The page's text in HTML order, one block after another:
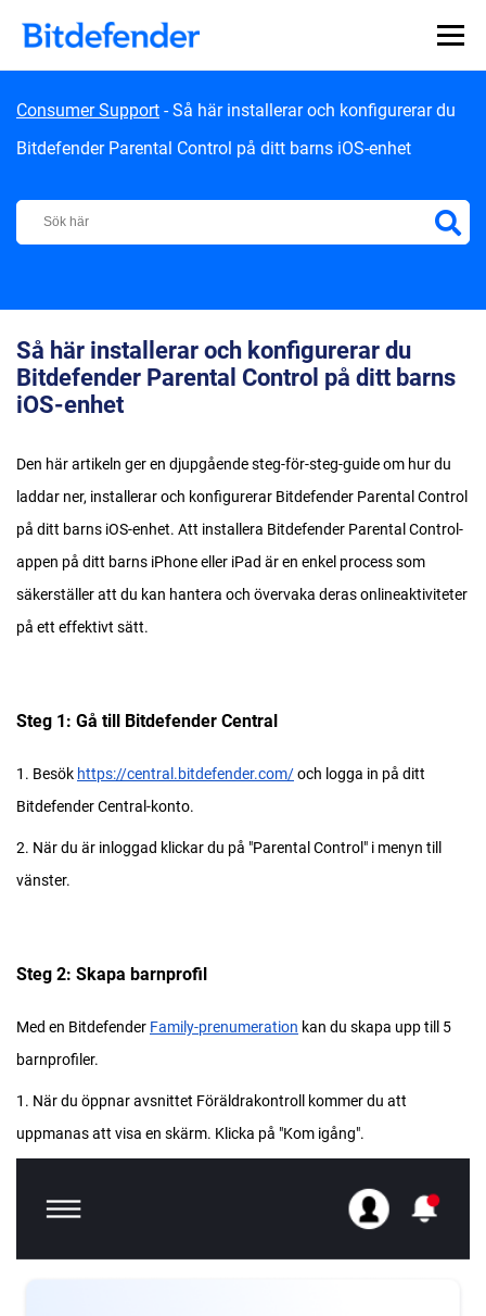
Consumer Support -Så här installerar och konfigurerar du
Bitdefender Parental Control på ditt barns iOS-enhet
Bitdefender Support Center
Så här installerar och konfigurerar du
Bitdefender Parental Control på ditt barns
iOS-enhet
Den här artikeln ger en djupgående steg-för-steg-guide om hur du
laddar ner, installerar och konfigurerar Bitdefender Parental Control
på ditt barns iOS-enhet. Att installera Bitdefender Parental Control-
appen på ditt barns iPhone eller iPad är en enkel process som
säkerställer att du kan hantera och övervaka deras onlineaktiviteter
på ett effektivt sätt.
Steg 1: Gå till Bitdefender Central
1. Besök https://central.bitdefender.com/och logga in på ditt
Bitdefender Central-konto.
2. När du är inloggad klickar du på "Parental Control" i menyn till
vänster.
Steg 2: Skapa barnprofil
Med en Bitdefender Family-prenumeration kan du skapa upp till 5
barnprofiler.
1. När du öppnar avsnittet Föräldrakontroll kommer du att
uppmanas att visa en skärm. Klicka på "Kom igång".